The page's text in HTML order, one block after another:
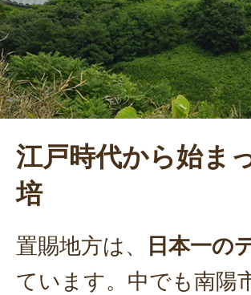
江戸時代から始ま
培
置賜地方は、
日本一の
ています。中でも南陽